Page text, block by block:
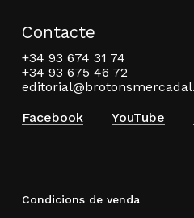
Contacte
+34 93 674 31 74
+34 93 675 46 72
Facebook
YouTube
Condicions de venda